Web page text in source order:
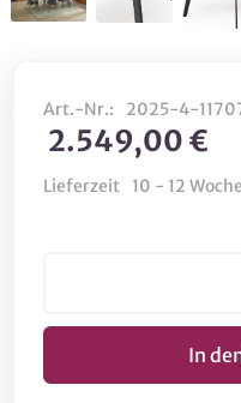
Art.-Nr.: 2025-4-
2.549,00 €
Lieferzeit 10 - 12